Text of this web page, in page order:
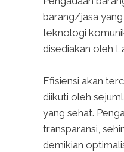
barang/jasa
teknologi
disediakan oleh
Efisiensi akan
diikuti oleh
yang sehat.
transparansi,
demikian